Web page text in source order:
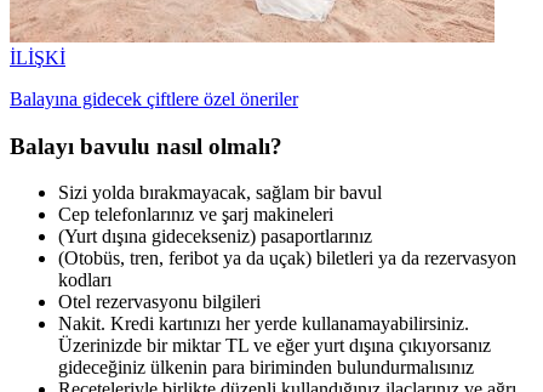
İLİŞKİ
Balayına gidecek çiftlere özel öneriler
Balayı bavulu nasıl olmalı?
Sizi yolda bırakmayacak, sağlam bir bavul
Cep telefonlarınız ve şarj makineleri
(Yurt dışına gidecekseniz) pasaportlarınız
(Otobüs, tren, feribot ya da uçak) biletleri ya da rezervasyon
kodları
Otel rezervasyonu bilgileri
Nakit. Kredi kartınızı her yerde kullanamayabilirsiniz.
Üzerinizde bir miktar TL ve eğer yurt dışına çıkıyorsanız
gideceğiniz ülkenin para biriminden bulundurmalısınız